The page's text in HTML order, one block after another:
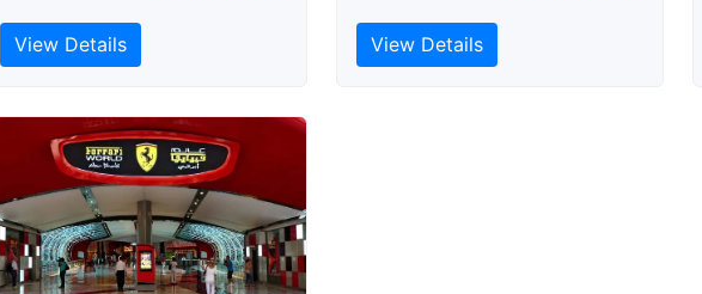
View Details View Details